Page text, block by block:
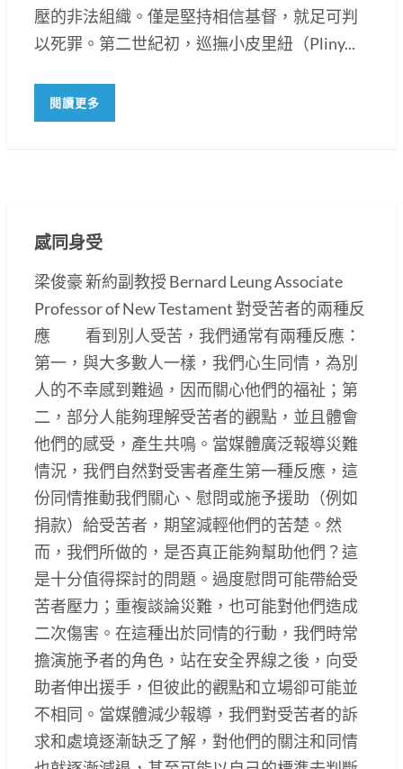
壓的非法組織。僅是堅持相信基督，就足可判
以死罪。第二世紀初，巡撫小皮里紐（Pliny...
閱讀更多
感同身受
梁俊豪 新約副教授 Bernard Leung Associate
Professor of New Testament 對受苦者的兩種反
應 看到別人受苦，我們通常有兩種反應：
第一，與大多數人一樣，我們心生同情，為別
人的不幸感到難過，因而關心他們的福祉；第
二，部分人能夠理解受苦者的觀點，並且體會
他們的感受，產生共鳴。當媒體廣泛報導災難
情況，我們自然對受害者產生第一種反應，這
份同情推動我們關心、慰問或施予援助（例如
捐款）給受苦者，期望減輕他們的苦楚。然
而，我們所做的，是否真正能夠幫助他們？這
是十分值得探討的問題。過度慰問可能帶給受
苦者壓力；重複談論災難，也可能對他們造成
二次傷害。在這種出於同情的行動，我們時常
擔演施予者的角色，站在安全界線之後，向受
助者伸出援手，但彼此的觀點和立場卻可能並
不相同。當媒體減少報導，我們對受苦者的訴
求和處境逐漸缺乏了解，對他們的關注和同情